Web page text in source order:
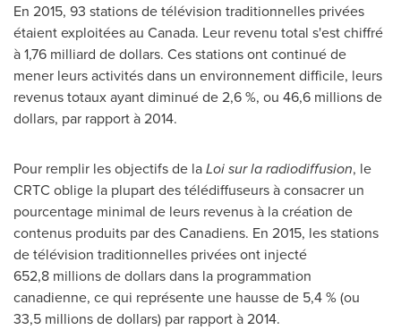
En 2015, 93 stations de télévision traditionnelles privées
étaient exploitées au Canada. Leur revenu total s'est chiffré
à 1,76 milliard de dollars. Ces stations ont continué de
mener leurs activités dans un environnement difficile, leurs
revenus totaux ayant diminué de 2,6 %, ou 46,6 millions de
dollars, par rapport à 2014.
Pour remplir les objectifs de laLoi sur la radiodiffusion, le
CRTC oblige la plupart des télédiffuseurs à consacrer un
pourcentage minimal de leurs revenus à la création de
contenus produits par des Canadiens. En 2015, les stations
de télévision traditionnelles privées ont injecté
652,8 millions de dollars dans la programmation
canadienne, ce qui représente une hausse de 5,4 % (ou
33,5 millions de dollars) par rapport à 2014.